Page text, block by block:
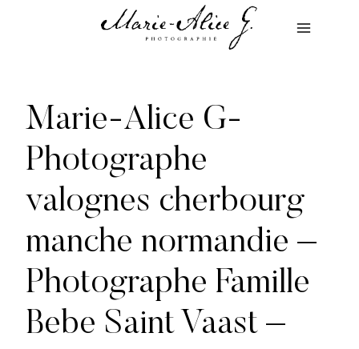
Marie-Alice G-
Photographe
valognes cherbourg
manche normandie –
Photographe Famille
Bebe Saint Vaast –